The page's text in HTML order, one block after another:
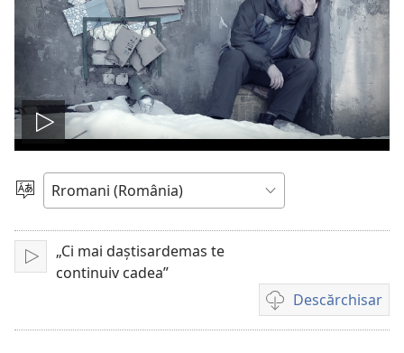
De
drom
o
video
Alosar
şib
De
„Ci mai daștisardemas te
continuiv cadea”
Descărchisar
Opțiuni
cai